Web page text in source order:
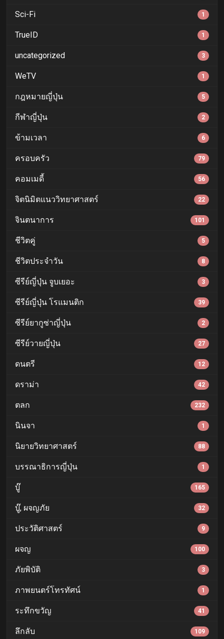
Sci-Fi 1
TrueID 1
uncategorized 3
WeTV 1
กฎหมายญี่ปุ่น 5
กีฬาญี่ปุ่น 2
ข้ามเวลา 6
ครอบครัว 79
คอมเมดี้ 56
จิตนิมิตแนววิทยาศาสตร์ 22
จินตนาการ 101
ชีวิตคู่ 5
ชีวิตประจำวัน 8
ซีรีย์ญี่ปุ่น จูบเยอะ 3
ซีรีย์ญี่ปุ่น โรแมนติก 39
ซีรีย์ยากูซ่าญี่ปุ่น 2
ซีรีย์วายญี่ปุ่น 27
ดนตรี 12
ดราม่า 42
ตลก 232
นินจา 1
นิยายวิทยาศาสตร์ 88
บรรณาธิการญี่ปุ่น 1
บู๊ 165
บู๊, ผจญภัย 32
ประวัติศาสตร์ 9
ผจญ 100
ภัยพิบัติ 3
ภาพยนตร์โทรทัศน์ 1
ระทึกขวัญ 41
ลึกลับ 109